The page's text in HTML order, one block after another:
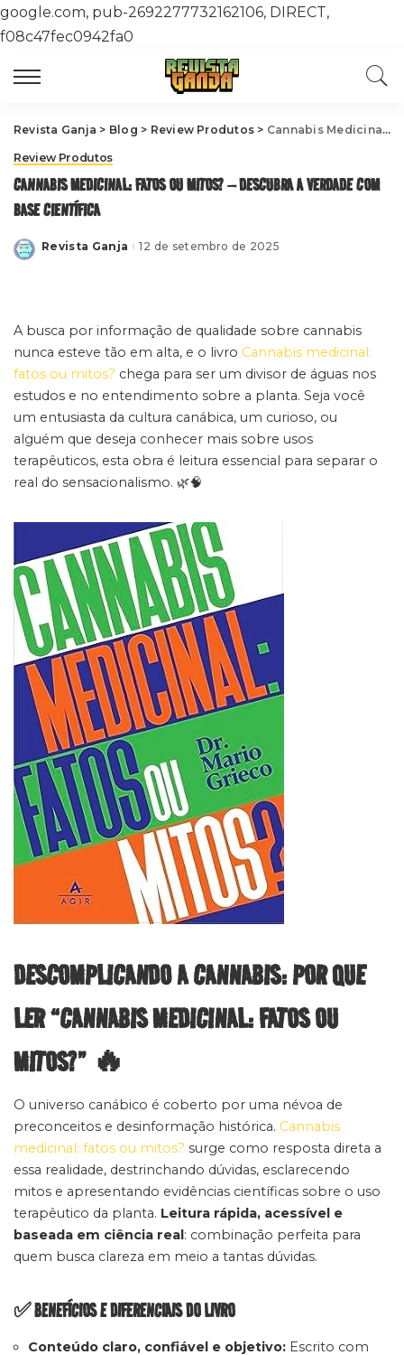
google.com, pub-2692277732162106, DIRECT,
f08c47fec0942fa0
Revista Ganja > Blog > Review Produtos > Cannabis Medicinal: Fatos ou Mitos? – Descubra a Verdade com Base Científica
Review Produtos
CANNABIS MEDICINAL: FATOS OU MITOS? – DESCUBRA A VERDADE COM
BASE CIENTÍFICA
Posted
Revista Ganja 12 de setembro de 2025
A busca por informação de qualidade sobre cannabis
nunca esteve tão em alta, e o livro Cannabis medicinal:
fatos ou mitos? chega para ser um divisor de águas nos
estudos e no entendimento sobre a planta. Seja você
um entusiasta da cultura canábica, um curioso, ou
alguém que deseja conhecer mais sobre usos
terapêuticos, esta obra é leitura essencial para separar o
real do sensacionalismo. 🌿🧠
DESCOMPLICANDO A CANNABIS: POR QUE
LER “CANNABIS MEDICINAL: FATOS OU
MITOS?” 🔥
O universo canábico é coberto por uma névoa de
preconceitos e desinformação histórica. Cannabis
medicinal: fatos ou mitos? surge como resposta direta a
essa realidade, destrinchando dúvidas, esclarecendo
mitos e apresentando evidências científicas sobre o uso
terapêutico da planta. Leitura rápida, acessível e
baseada em ciência real: combinação perfeita para
quem busca clareza em meio a tantas dúvidas.
✅ BENEFÍCIOS E DIFERENCIAIS DO LIVRO
Conteúdo claro, confiável e objetivo: Escrito com